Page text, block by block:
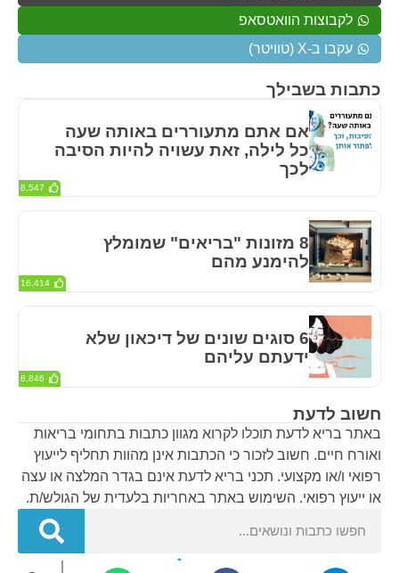
חשוב לדעת
באתר בריא לדעת תוכלו לקרוא מגוון כתבות בתחומי בריאות
ואורח חיים. חשוב לזכור כי הכתבות אינן מהוות תחליף לייעוץ
רפואי ו/או מקצועי. תכני בריא לדעת אינם בגדר המלצה או עצה
או ייעוץ רפואי. השימוש באתר באחריות בלעדית של הגולש/ת.
כתבות בשבילך
אם אתם מתעוררים באותה שעה
כל לילה, זאת עשויה להיות הסיבה
לכך
8,547
8 מזונות "בריאים" שמומלץ
להימנע מהם
16,414
6 סוגים שונים של דיכאון שלא
ידעתם עליהם
8,846
לקבוצות הוואטסאפ
עקבו ב-X (טוויטר)